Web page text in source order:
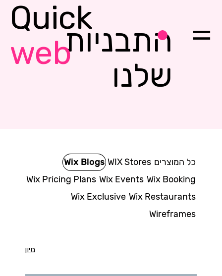
Quick
web
כל המוצרים WIX Stores
Wix Blogs
Wix Booking
Wix Events
Wix Pricing Plans
Wix Restaurants
Wix Exclusive
Wireframes
מיון
התבניות
שלנו